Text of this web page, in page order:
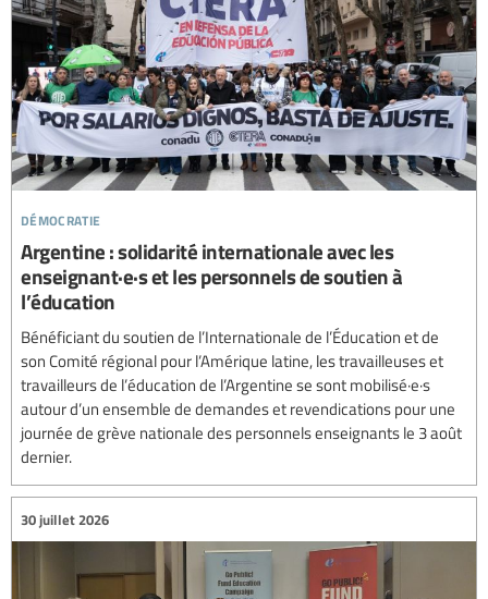
démocratie
Argentine : solidarité internationale avec les
enseignant·e·s et les personnels de soutien à
l’éducation
Bénéficiant du soutien de l’Internationale de l’Éducation et de
son Comité régional pour l’Amérique latine, les travailleuses et
travailleurs de l’éducation de l’Argentine se sont mobilisé·e·s
autour d’un ensemble de demandes et revendications pour une
journée de grève nationale des personnels enseignants le 3 août
dernier.
30 juillet 2026